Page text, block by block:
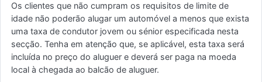
Os clientes que não cumpram os requisitos de limite de
idade não poderão alugar um automóvel a menos que exista
uma taxa de condutor jovem ou sénior especificada nesta
secção. Tenha em atenção que, se aplicável, esta taxa será
incluída no preço do aluguer e deverá ser paga na moeda
local à chegada ao balcão de aluguer.